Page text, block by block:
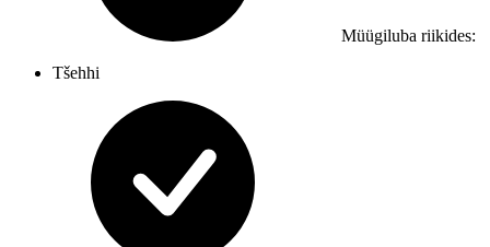
Müügiluba riikides:
Tšehhi